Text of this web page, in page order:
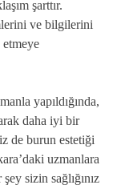
şarttır.
ve bilgilerini
etmeye
yapıldığında,
daha iyi bir
de burun estetiği
uzmanlara
sizin sağlığınız